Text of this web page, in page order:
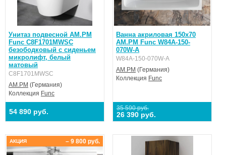
Унитаз подвесной AM.PM
Func C8F1701MWSC
безободковый с сиденьем
микролифт, белый
матовый
C8F1701MWSC
AM.PM (Германия)
Коллекция Func
54 890 руб.
Ванна акриловая 150x70
AM.PM Func W84A-150-
070W-A
W84A-150-070W-A
AM.PM (Германия)
Коллекция Func
35 590 руб.
26 390 руб.
– 9 800 руб.
АКЦИЯ